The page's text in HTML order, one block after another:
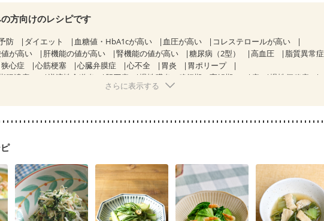
方向けのレシピです
防 ダイエット 血糖値・HbA1cが高い 血圧が高い
コレステロールが高い
が高い 肝機能の値が高い 腎機能の値が高い 糖尿病（2型） 高血圧
脂質異常症
狭心症 心筋梗塞 心臓弁膜症 心不全 胃炎
胃ポリープ
腸潰瘍）
逆流性食道炎 胆石症 慢性膵炎（移行期・寛解期） 痔
慢性便秘症
過敏性腸症候群（IBS）
乳がん治療を終えた方・経過観察中の方など
胃がん（抗がん剤治療中）
）
なる（初期）
妊娠高血圧(中期) 妊娠糖尿病(初期) 産後（母乳）
産後（混合栄養）
骨粗しょう症 関節リウマチ 乾癬 低栄養予防 貧血対策
ニキビ・肌荒れ
さらに表示する